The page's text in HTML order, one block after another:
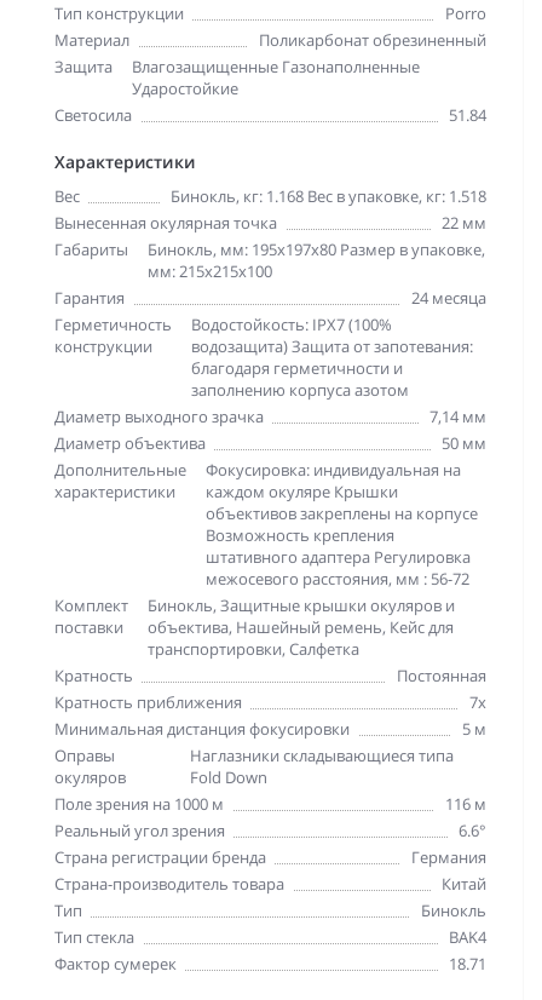
Тип конструкции
Porro
Материал
Поликарбонат обрезиненный
Защита
Влагозащищенные Газонаполненные
Ударостойкие
Светосила
51.84
Характеристики
Вес
Бинокль, кг: 1.168 Вес в упаковке, кг: 1.518
Вынесенная окулярная точка
22 мм
Габариты
Бинокль, мм: 195x197x80 Размер в упаковке,
мм: 215x215x100
Гарантия
24 месяца
Герметичность
конструкции
Водостойкость: IPX7 (100%
водозащита) Защита от запотевания:
благодаря герметичности и
заполнению корпуса азотом
Диаметр выходного зрачка
7,14 мм
Диаметр объектива
50 мм
Дополнительные
характеристики
Фокусировка: индивидуальная на
каждом окуляре Крышки
объективов закреплены на корпусе
Возможность крепления
штативного адаптера Регулировка
межосевого расстояния, мм : 56-72
Комплект
поставки
Бинокль, Защитные крышки окуляров и
объектива, Нашейный ремень, Кейс для
транспортировки, Салфетка
Кратность
Постоянная
Кратность приближения
7х
Минимальная дистанция фокусировки
5 м
Оправы
окуляров
Наглазники складывающиеся типа
Fold Down
Поле зрения на 1000 м
116 м
Реальный угол зрения
6.6°
Страна регистрации бренда
Германия
Страна-производитель товара
Китай
Тип
Бинокль
Тип стекла
BAK4
Фактор сумерек
18.71